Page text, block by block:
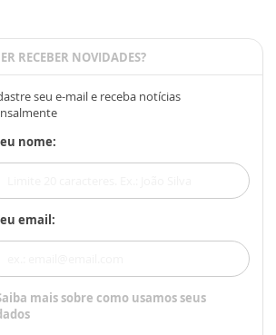
RECEBER NOVIDADES?
seu e-mail e receba notícias
nome:
email:
mais sobre como usamos seus